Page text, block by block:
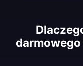
darmowego